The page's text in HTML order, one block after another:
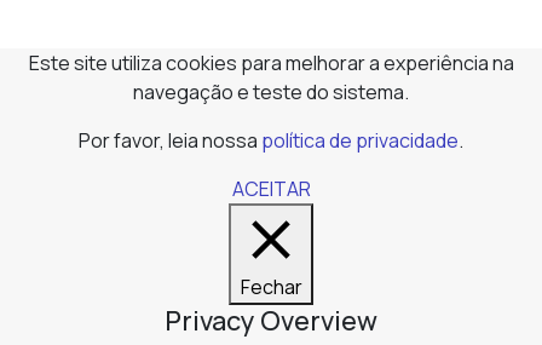
Este site utiliza cookies para melhorar a experiência na
navegação e teste do sistema.
Por favor, leia nossa política de privacidade.
ACEITAR
Fechar
Privacy Overview